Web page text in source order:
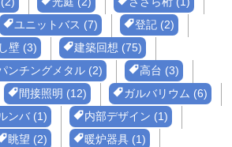
ユニットバス (7)
登記 (2)
壁 (3)
建築回想 (75)
ンチングメタル (2)
高台 (3)
間接照明 (12)
ガルバリウム (6)
ンバ (1)
内部デザイン (1)
眺望 (2)
暖炉器具 (1)